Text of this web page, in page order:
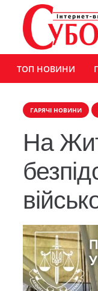
ТОП НОВИНИ
ГАРЯЧІ НОВИНИ
На